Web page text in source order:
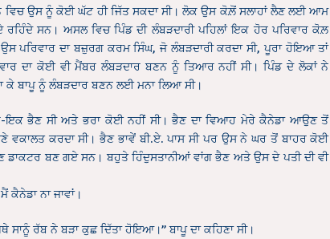
ਉਸ ਨੂੰ ਕੋਈ ਘੱਟ ਹੀ ਜਿੱਤ ਸਕਦਾ ਸੀ। ਲੋਕ ਉਸ ਕੋਲ਼ੋਂ ਸਲਾਹਾਂ ਲੈਣ ਲਈ ਆਮ
ਸਨ। ਅਸਲ ਵਿਚ ਪਿੰਡ ਦੀ ਲੰਬੜਦਾਰੀ ਪਹਿਲਾਂ ਇਕ ਹੋਰ ਪਰਿਵਾਰ ਕੋਲ਼
ਪਰਿਵਾਰ ਦਾ ਬਜ਼ੁਰਗ ਕਰਮ ਸਿੰਘ, ਜੋ ਲੰਬੜਦਾਰੀ ਕਰਦਾ ਸੀ, ਪੂਰਾ ਹੋਇਆ ਤਾਂ
ਦਾ ਕੋਈ ਵੀ ਮੈਂਬਰ ਲੰਬੜਦਾਰ ਬਣਨ ਨੂੰ ਤਿਆਰ ਨਹੀਂ ਸੀ। ਪਿੰਡ ਦੇ ਲੋਕਾਂ ਨੇ
ਕੇ ਬਾਪੂ ਨੂੰ ਲੰਬੜਦਾਰ ਬਣਨ ਲਈ ਮਨਾ ਲਿਆ ਸੀ।
ਇਕ ਭੈਣ ਸੀ ਅਤੇ ਭਰਾ ਕੋਈ ਨਹੀਂ ਸੀ। ਭੈਣ ਦਾ ਵਿਆਹ ਮੇਰੇ ਕੈਨੇਡਾ ਆਉਣ ਤੋਂ
ਵਕਾਲਤ ਕਰਦਾ ਸੀ। ਭੈਣ ਭਾਵੇਂ ਬੀ.ਏ. ਪਾਸ ਸੀ ਪਰ ਉਸ ਨੇ ਘਰ ਤੋਂ ਬਾਹਰ ਕੋਈ
ਬਣ ਗਏ ਸਨ। ਬਹੁਤੇ ਹਿੰਦੁਸਤਾਨੀਆਂ ਵਾਂਗ ਭੈਣ ਅਤੇ ਉਸ ਦੇ ਪਤੀ ਦੀ ਵੀ
ਕੈਨੇਡਾ ਨਾ ਜਾਵਾਂ।
ਰੱਬ ਨੇ ਬੜਾ ਕੁਛ ਦਿੱਤਾ ਹੋਇਆ।” ਬਾਪੂ ਦਾ ਕਹਿਣਾ ਸੀ।